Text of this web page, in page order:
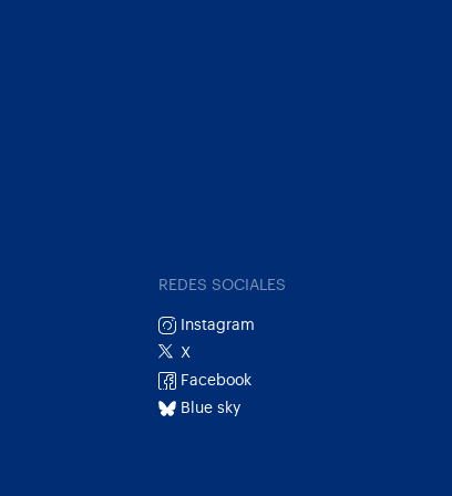
REDES SOCIALES
Instagram
X
Facebook
Blue sky